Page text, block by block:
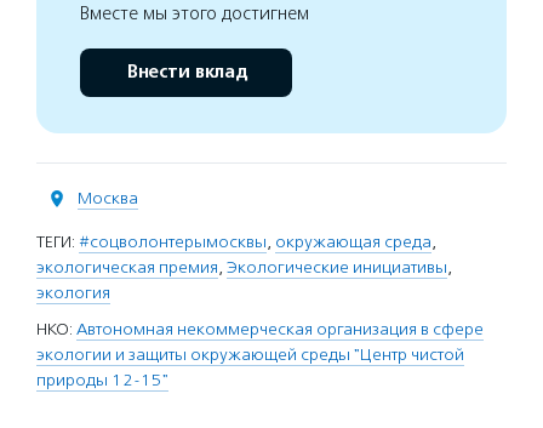
Вместе мы этого достигнем
Внести вклад
Москва
ТЕГИ: #соцволонтерымосквы, окружающая среда,
экологическая премия, Экологические инициативы,
экология
НКО: Автономная некоммерческая организация в сфере
экологии и защиты окружающей среды "Центр чистой
природы 12-15"